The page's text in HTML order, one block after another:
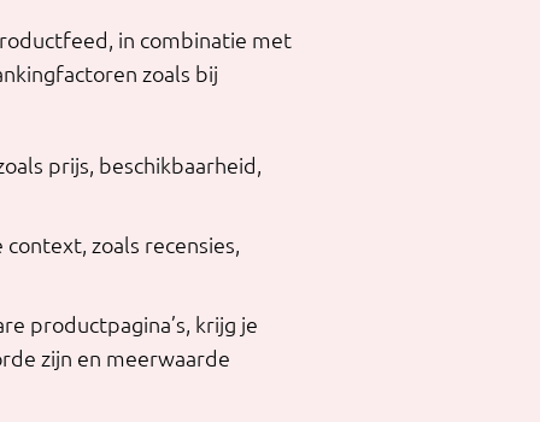
in combinatie met
zoals bij
prijs, beschikbaarheid,
zoals recensies,
productpagina’s, krijg je
zijn en meerwaarde